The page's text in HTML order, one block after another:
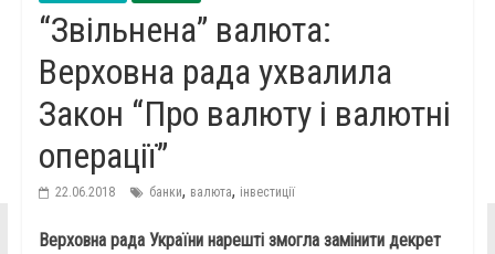
“Звільнена” валюта:
Верховна рада ухвалила
Закон “Про валюту і валютні
операції”
22.06.2018 банки, валюта, інвестиції
Верховна рада України нарешті змогла замінити декрет